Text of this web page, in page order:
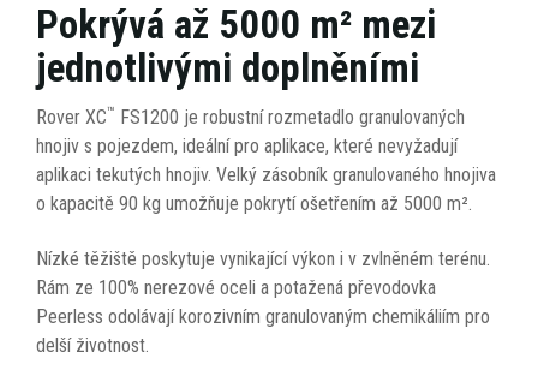
Pokrývá až 5000 m² mezi
jednotlivými doplněními
Rover XC™ FS1200 je robustní rozmetadlo granulovaných
hnojiv s pojezdem, ideální pro aplikace, které nevyžadují
aplikaci tekutých hnojiv. Velký zásobník granulovaného hnojiva
o kapacitě 90 kg umožňuje pokrytí ošetřením až 5000 m².
Nízké těžiště poskytuje vynikající výkon i v zvlněném terénu.
Rám ze 100% nerezové oceli a potažená převodovka
Peerless odolávají korozivním granulovaným chemikáliím pro
delší životnost.